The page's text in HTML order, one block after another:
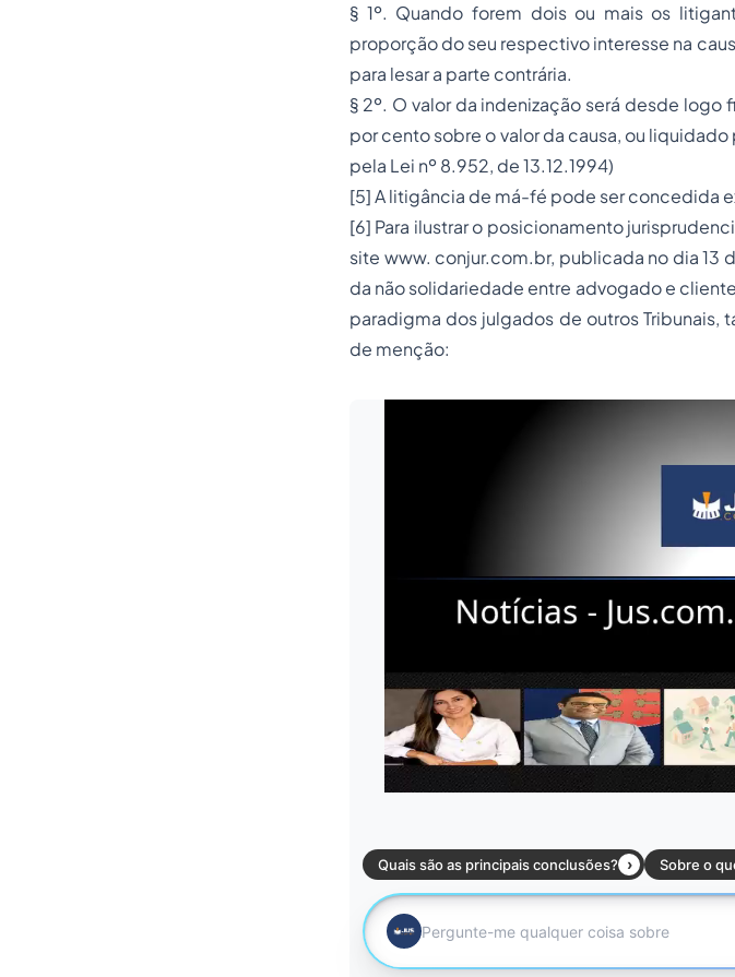
§ 1º. Quando forem dois ou mais os
proporção do seu respectivo interesse na
para lesar a parte contrária.
§ 2º. O valor da indenização será desde logo
por cento sobre o valor da causa, ou
pela Lei nº 8.952, de 13.12.1994)
[5]A litigância de má-fé pode ser concedida
[6] Para ilustrar o posicionamento
site www. conjur.com.br, publicada no dia 13
da não solidariedade entre advogado e
paradigma dos julgados de outros Tribunais,
de menção: